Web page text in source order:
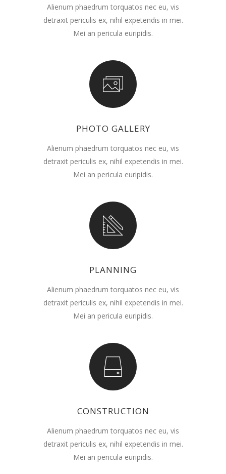
Alienum phaedrum torquatos nec eu, vis
detraxit periculis ex, nihil expetendis in mei.
Mei an pericula euripidis.
PHOTO GALLERY
Alienum phaedrum torquatos nec eu, vis
detraxit periculis ex, nihil expetendis in mei.
Mei an pericula euripidis.
PLANNING
Alienum phaedrum torquatos nec eu, vis
detraxit periculis ex, nihil expetendis in mei.
Mei an pericula euripidis.
CONSTRUCTION
Alienum phaedrum torquatos nec eu, vis
detraxit periculis ex, nihil expetendis in mei.
Mei an pericula euripidis.